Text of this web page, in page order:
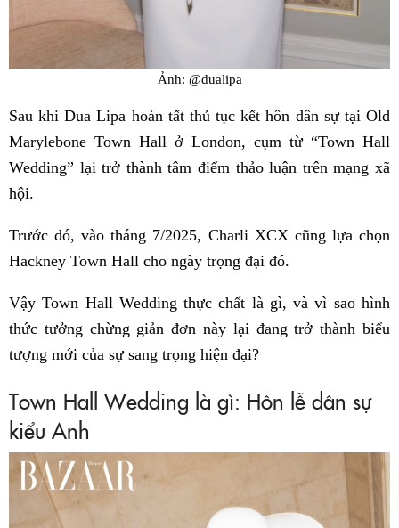
Ảnh: @dualipa
Sau khi Dua Lipa hoàn tất thủ tục kết hôn dân sự tại Old
Marylebone Town Hall ở London, cụm từ “Town Hall
Wedding” lại trở thành tâm điểm thảo luận trên mạng xã
hội.
Trước đó, vào tháng 7/2025, Charli XCX cũng lựa chọn
Hackney Town Hall cho ngày trọng đại đó.
Vậy Town Hall Wedding thực chất là gì, và vì sao hình
thức tưởng chừng giản đơn này lại đang trở thành biểu
tượng mới của sự sang trọng hiện đại?
Town Hall Wedding là gì: Hôn lễ dân sự
kiểu Anh